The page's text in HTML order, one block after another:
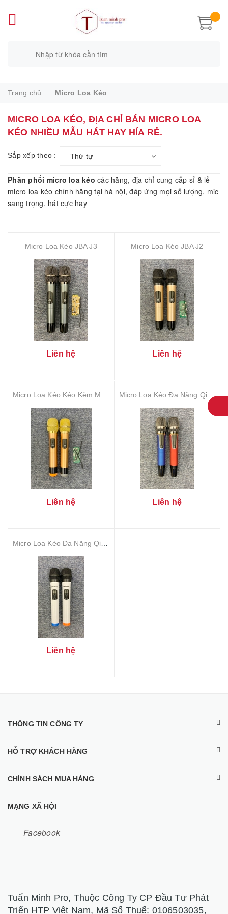
Trang chủ Micro Loa Kéo
MICRO LOA KÉO, ĐỊA CHỈ BÁN MICRO LOA
KÉO NHIỀU MẪU HÁT HAY HÍA RẺ.
Sắp xếp theo : Thứ tự
Phân phối micro loa kéo các hãng, địa chỉ cung cấp sỉ & lẻ
micro loa kéo chính hãng tại hà nội, đáp ứng mọi số lượng, mic
sang trọng, hát cực hay
Micro Loa Kéo JBA J3
Liên hệ
Micro Loa Kéo JBA J2
Liên hệ
Liên hệ
Micro Loa Kéo Đa Năng Qinshun Q130
Liên hệ
Liên hệ
THÔNG TIN CÔNG TY
HỖ TRỢ KHÁCH HÀNG
CHÍNH SÁCH MUA HÀNG
MẠNG XÃ HỘI
Facebook
Tuấn Minh Pro, Thuộc Công Ty CP Đầu Tư Phát
Triển HTP Việt Nam, Mã Số Thuế: 0106503035,